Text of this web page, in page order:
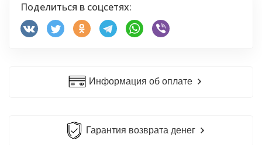
Поделиться в соцсетях:
Информация об оплате
Гарантия возврата денег